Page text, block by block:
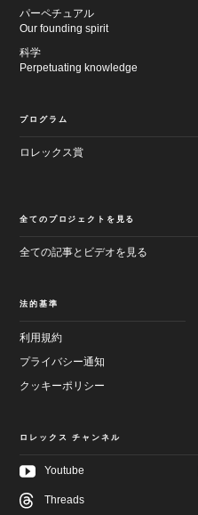
パーペチュアル
Our founding spirit
科学
Perpetuating knowledge
プログラム
ロレックス賞
全てのプロジェクトを見る
全ての記事とビデオを見る
法的基準
利用規約
プライバシー通知
クッキーポリシー
ロレックス チャンネル
Youtube
Threads